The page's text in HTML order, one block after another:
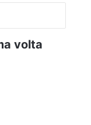
volta